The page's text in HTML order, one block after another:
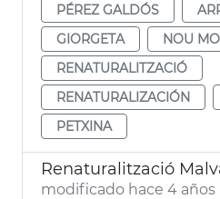
PÉREZ GALDÓS
GIORGETA
NOU
RENATURALITZACIÓ
RENATURALIZACIÓN
PETXINA
Renaturalització
modificado hace 4 años